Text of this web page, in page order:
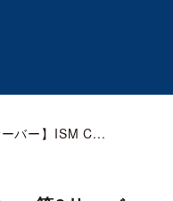
バー】ISM C...